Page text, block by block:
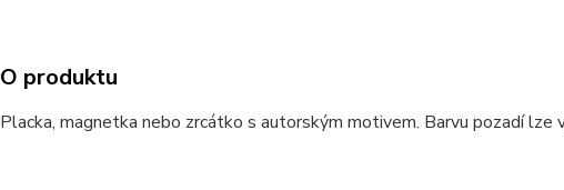
O produktu
Placka, magnetka nebo zrcátko s autorským motivem. Barvu pozadí lze